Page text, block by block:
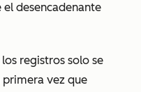
desencadenante
registros solo se
vez que